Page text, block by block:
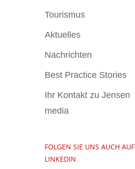
Tourismus
Aktuelles
Nachrichten
Best Practice Stories
Ihr Kontakt zu Jensen
media
FOLGEN SIE UNS AUCH AUF
LINKEDIN